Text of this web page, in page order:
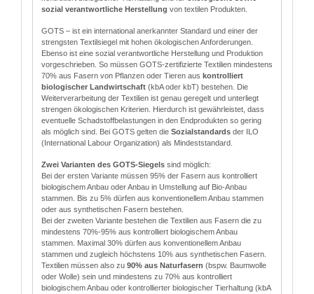
sozial verantwortliche Herstellung von textilen Produkten.
GOTS – ist ein international anerkannter Standard und einer der
strengsten Textilsiegel mit hohen ökologischen Anforderungen.
Ebenso ist eine sozial verantwortliche Herstellung und Produktion
vorgeschrieben. So müssen GOTS-zertifizierte Textilien mindestens
70% aus Fasern von Pflanzen oder Tieren aus kontrolliert
biologischer Landwirtschaft (kbA oder kbT) bestehen. Die
Weiterverarbeitung der Textilien ist genau geregelt und unterliegt
strengen ökologischen Kriterien. Hierdurch ist gewährleistet, dass
eventuelle Schadstoffbelastungen in den Endprodukten so gering
als möglich sind. Bei GOTS gelten die Sozialstandards der ILO
(International Labour Organization) als Mindeststandard.
Zwei Varianten des GOTS-Siegels sind möglich:
Bei der ersten Variante müssen 95% der Fasern aus kontrolliert
biologischem Anbau oder Anbau in Umstellung auf Bio-Anbau
stammen. Bis zu 5% dürfen aus konventionellem Anbau stammen
oder aus synthetischen Fasern bestehen.
Bei der zweiten Variante bestehen die Textilien aus Fasern die zu
mindestens 70%-95% aus kontrolliert biologischem Anbau
stammen. Maximal 30% dürfen aus konventionellem Anbau
stammen und zugleich höchstens 10% aus synthetischen Fasern.
Textilien müssen also zu 90% aus Naturfasern (bspw. Baumwolle
oder Wolle) sein und mindestens zu 70% aus kontrolliert
biologischem Anbau oder kontrollierter biologischer Tierhaltung (kbA